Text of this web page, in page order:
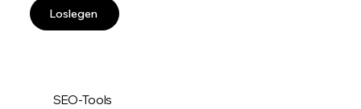
Loslegen
SEO-Tools